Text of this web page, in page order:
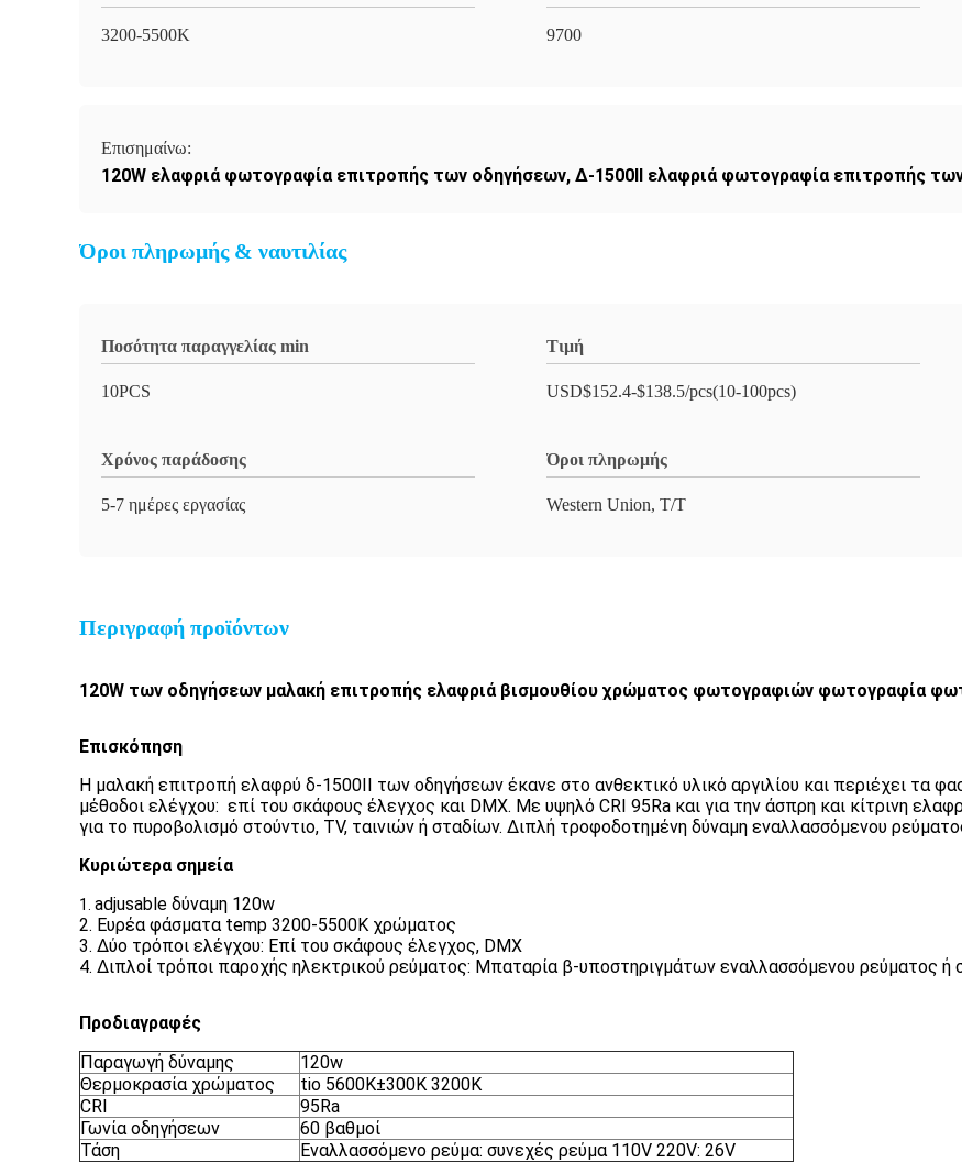
3200-5500K 9700
Επισημαίνω:
120W ελαφριά φωτογραφία επιτροπής των οδηγήσεων, Δ-1500II ελαφριά φωτογραφία επιτροπής
Όροι πληρωμής & ναυτιλίας
Ποσότητα παραγγελίας min
10PCS
Τιμή
USD$152.4-$138.5/pcs(10-100pcs)
Χρόνος παράδοσης
5-7 ημέρες εργασίας
Όροι πληρωμής
Western Union, T/T
Περιγραφή προϊόντων
120W των οδηγήσεων μαλακή επιτροπής ελαφριά βισμουθίου χρώματος φωτογραφιών φωτογραφία
Επισκόπηση
Η μαλακή επιτροπή ελαφρύ δ-1500II των οδηγήσεων έκανε στο ανθεκτικό υλικό αργιλίου και περιέχει τα
μέθοδοι ελέγχου: επί του σκάφους έλεγχος και DMX. Με υψηλό CRI 95Ra και για την άσπρη και κίτρινη
για το πυροβολισμό στούντιο, TV, ταινιών ή σταδίων. Διπλή τροφοδοτημένη δύναμη εναλλασσόμενου
Κυριώτερα σημεία
1. adjusable δύναμη 120w
2. Ευρέα φάσματα temp 3200-5500K χρώματος
3. Δύο τρόποι ελέγχου: Επί του σκάφους έλεγχος, DMX
4. Διπλοί τρόποι παροχής ηλεκτρικού ρεύματος: Μπαταρία β-υποστηριγμάτων εναλλασσόμενου ρεύματος ή
Προδιαγραφές
Παραγωγή δύναμης
120w
Θερμοκρασία χρώματος
tio 5600K±300K 3200K
CRI
95Ra
Γωνία οδηγήσεων
60 βαθμοί
Τάση
Εναλλασσόμενο ρεύμα: συνεχές ρεύμα 110V 220V: 26V